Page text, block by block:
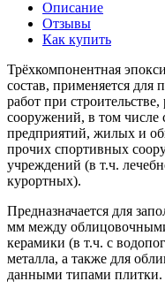
Описание
Отзывы
Как купить
Трёхкомпонентная
состав, применяется
работ при
сооружений, в том
предприятий, жилых и
прочих спортивных
учреждений (в т.ч.
курортных).
Предназначается для
мм между
керамики (в т.ч. с
металла, а также для
данными типами плитки.